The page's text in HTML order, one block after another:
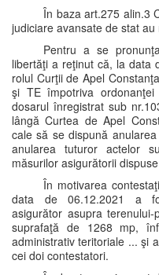
În baza art.275 alin.3
judiciare avansate de stat
Pentru a se
libertăţi a reţinut că, la data
rolul Curţii de Apel
şi TE împotriva
dosarul înregistrat sub
lângă Curtea de Apel
cale să se dispună
anularea tuturor actelor
măsurilor asigurătorii
În motivarea
data de 06.12.2021 a
asigurător asupra
suprafaţă de 1268 mp,
administrativ teritoriale ... şi
cei doi contestatori.